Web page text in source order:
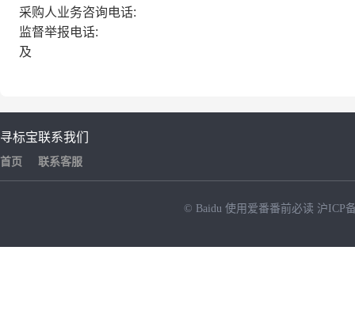
采购人业务咨询电话:
监督举报电话:
及
寻标宝
首页
联系我们
联系客服
© Baidu 使用爱番番前必读 沪ICP